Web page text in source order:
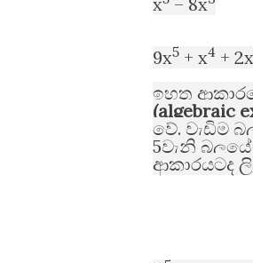
9x5 + x4 + 2x
ඉහත
(algebraic
වේ. වැඩිම
5වැනි බලයේ
ආකාරයටද